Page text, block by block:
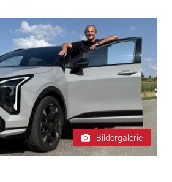
Bildergalerie